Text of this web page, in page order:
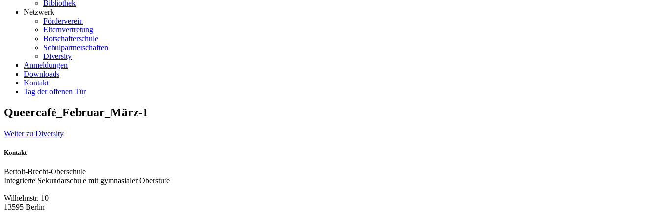
Bibliothek
Netzwerk
Förderverein
Elternvertretung
Botschafterschule
Schulpartnerschaften
Diversity
Anmeldungen
Downloads
Kontakt
Tag der offenen Tür
Queercafé_Februar_März-1
Weiter zu Diversity
Kontakt
Bertolt-Brecht-Oberschule
Integrierte Sekundarschule mit gymnasialer Oberstufe
Wilhelmstr. 10
13595 Berlin